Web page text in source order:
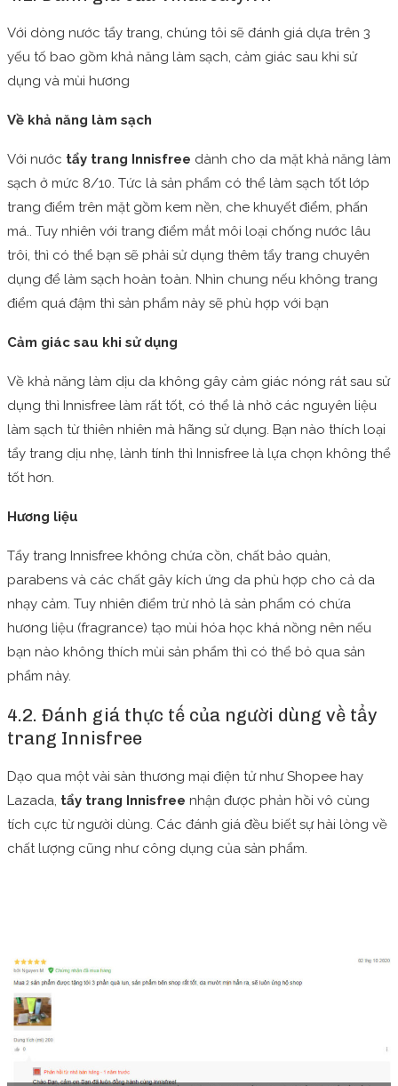
Với dòng nước tẩy trang, chúng tôi sẽ đánh giá dựa trên 3
yếu tố bao gồm khả năng làm sạch, cảm giác sau khi sử
dụng và mùi hương
Về khả năng làm sạch
Với nước tẩy trang Innisfree dành cho da mặt khả năng làm
sạch ở mức 8/10. Tức là sản phẩm có thể làm sạch tốt lớp
trang điểm trên mặt gồm kem nền, che khuyết điểm, phấn
má.. Tuy nhiên với trang điểm mắt môi loại chống nước lâu
trôi, thì có thể bạn sẽ phải sử dụng thêm tẩy trang chuyên
dụng để làm sạch hoàn toàn. Nhìn chung nếu không trang
điểm quá đậm thì sản phẩm này sẽ phù hợp với bạn
Cảm giác sau khi sử dụng
Về khả năng làm dịu da không gây cảm giác nóng rát sau sử
dụng thì Innisfree làm rất tốt, có thể là nhờ các nguyên liệu
làm sạch từ thiên nhiên mà hãng sử dụng. Bạn nào thích loại
tẩy trang dịu nhẹ, lành tính thì Innisfree là lựa chọn không thể
tốt hơn.
Hương liệu
Tẩy trang Innisfree không chứa cồn, chất bảo quản,
parabens và các chất gây kích ứng da phù hợp cho cả da
nhạy cảm. Tuy nhiên điểm trừ nhỏ là sản phẩm có chứa
hương liệu (fragrance) tạo mùi hóa học khá nồng nên nếu
bạn nào không thích mùi sản phẩm thì có thể bỏ qua sản
phẩm này.
4.2. Đánh giá thực tế của người dùng về tẩy
trang Innisfree
Dạo qua một vài sàn thương mại điện tử như Shopee hay
Lazada, tẩy trang Innisfree nhận được phản hồi vô cùng
tích cực từ người dùng. Các đánh giá đều biết sự hài lòng về
chất lượng cũng như công dụng của sản phẩm.